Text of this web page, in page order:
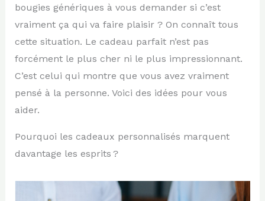
bougies génériques à vous demander si c’est
vraiment ça qui va faire plaisir ? On connaît tous
cette situation. Le cadeau parfait n’est pas
forcément le plus cher ni le plus impressionnant.
C’est celui qui montre que vous avez vraiment
pensé à la personne. Voici des idées pour vous
aider.
Pourquoi les cadeaux personnalisés marquent
davantage les esprits ?